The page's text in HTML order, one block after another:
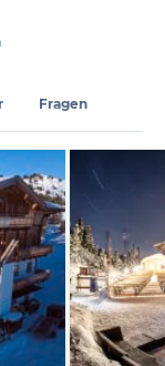
Fragen
vom